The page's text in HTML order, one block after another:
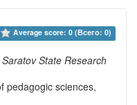
Average score: 0 (Всего: 0)
State Research
pedagogic sciences,